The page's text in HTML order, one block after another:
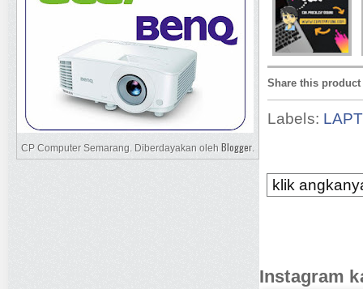
Share this product
Labels:
klik
Instagram
CP Computer Semarang. Diberdayakan oleh Blogger.